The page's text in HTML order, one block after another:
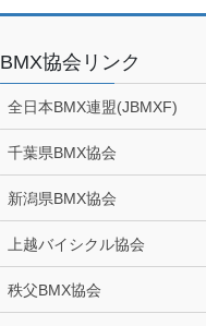
BMX協会リンク
全日本BMX連盟(JBMXF)
千葉県BMX協会
新潟県BMX協会
上越バイシクル協会
秩父BMX協会